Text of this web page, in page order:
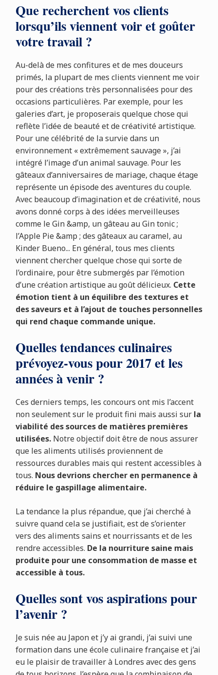
Que recherchent vos clients
lorsqu’ils viennent voir et goûter
votre travail ?
Au-delà de mes confitures et de mes douceurs
primés, la plupart de mes clients viennent me voir
pour des créations très personnalisées pour des
occasions particulières. Par exemple, pour les
galeries d’art, je proposerais quelque chose qui
reflète l’idée de beauté et de créativité artistique.
Pour une célébrité de la survie dans un
environnement « extrêmement sauvage », j’ai
intégré l’image d’un animal sauvage. Pour les
gâteaux d’anniversaires de mariage, chaque étage
représente un épisode des aventures du couple.
Avec beaucoup d’imagination et de créativité, nous
avons donné corps à des idées merveilleuses
comme le Gin &amp, un gâteau au Gin tonic ;
l’Apple Pie &amp ; des gâteaux au caramel, au
Kinder Bueno... En général, tous mes clients
viennent chercher quelque chose qui sorte de
l’ordinaire, pour être submergés par l’émotion
d’une création artistique au goût délicieux. Cette
émotion tient à un équilibre des textures et
des saveurs et à l’ajout de touches personnelles
qui rend chaque commande unique.
Quelles tendances culinaires
prévoyez-vous pour 2017 et les
années à venir ?
Ces derniers temps, les concours ont mis l’accent
non seulement sur le produit fini mais aussi sur la
viabilité des sources de matières premières
utilisées. Notre objectif doit être de nous assurer
que les aliments utilisés proviennent de
ressources durables mais qui restent accessibles à
tous. Nous devrions chercher en permanence à
réduire le gaspillage alimentaire.
La tendance la plus répandue, que j’ai cherché à
suivre quand cela se justifiait, est de s’orienter
vers des aliments sains et nourrissants et de les
rendre accessibles. De la nourriture saine mais
produite pour une consommation de masse et
accessible à tous.
Quelles sont vos aspirations pour
l’avenir ?
Je suis née au Japon et j’y ai grandi, j’ai suivi une
formation dans une école culinaire française et j’ai
eu le plaisir de travailler à Londres avec des gens